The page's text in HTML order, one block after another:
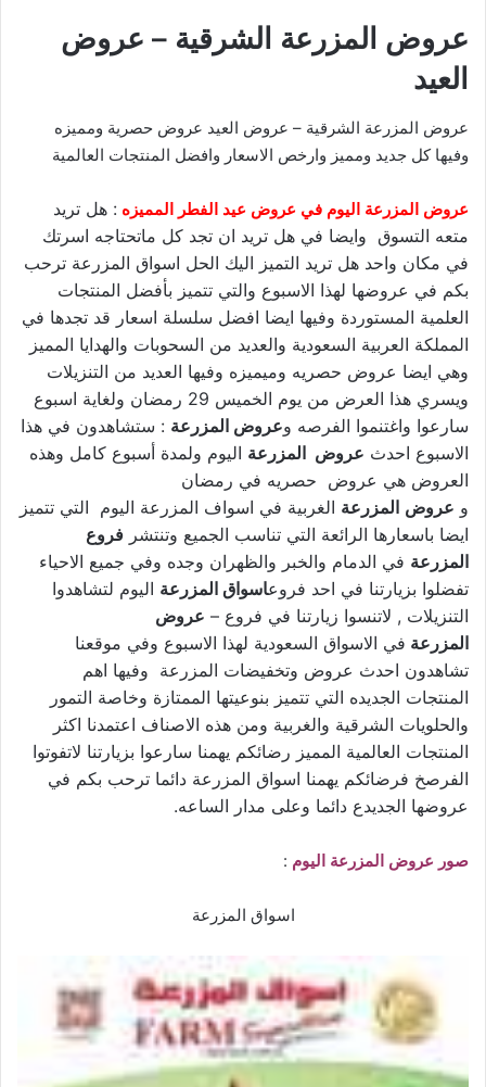
عروض المزرعة الشرقية – عروض
العيد
عروض المزرعة الشرقية – عروض العيد عروض حصرية ومميزه
وفيها كل جديد ومميز وارخص الاسعار وافضل المنتجات العالمية
عروض المزرعة اليوم في عروض عيد الفطر المميزه : هل تريد
متعه التسوق وايضا في هل تريد ان تجد كل ماتحتاجه اسرتك
في مكان واحد هل تريد التميز اليك الحل اسواق المزرعة ترحب
بكم في عروضها لهذا الاسبوع والتي تتميز بأفضل المنتجات
العلمية المستوردة وفيها ايضا افضل سلسلة اسعار قد تجدها في
المملكة العربية السعودية والعديد من السحوبات والهدايا المميز
وهي ايضا عروض حصريه وميميزه وفيها العديد من التنزيلات
ويسري هذا العرض من يوم الخميس 29 رمضان ولغاية اسبوع
سارعوا واغتنموا الفرصه وعروض المزرعة : ستشاهدون في هذا
الاسبوع احدث عروض المزرعة اليوم ولمدة أسبوع كامل وهذه
العروض هي عروض حصريه في رمضان
و عروض المزرعة الغربية في اسواف المزرعة اليوم التي تتميز
ايضا باسعارها الرائعة التي تناسب الجميع وتنتشر فروع
المزرعة في الدمام والخبر والظهران وجده وفي جميع الاحياء
تفضلوا بزيارتنا في احد فروعاسواق المزرعة اليوم لتشاهدوا
التنزيلات , لاتنسوا زيارتنا في فروع – عروض
المزرعة في الاسواق السعودية لهذا الاسبوع وفي موقعنا
تشاهدون احدث عروض وتخفيضات المزرعة وفيها اهم
المنتجات الجديده التي تتميز بنوعيتها الممتازة وخاصة التمور
والحلويات الشرقية والغربية ومن هذه الاصناف اعتمدنا اكثر
المنتجات العالمية المميز رضائكم يهمنا سارعوا بزيارتنا لاتفوتوا
الفرصخ فرضائكم يهمنا اسواق المزرعة دائما ترحب بكم في
عروضها الجديدع دائما وعلى مدار الساعه.
صور عروض المزرعة اليوم :
اسواق المزرعة